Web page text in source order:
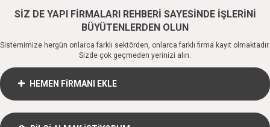
SİZ DE YAPI FİRMALARI REHBERİ SAYESİNDE İŞLERİNİ
BÜYÜTENLERDEN OLUN
Sistemimize hergün onlarca farklı sektörden, onlarca farklı firma kayıt olmaktadır.
Sizde çok geçmeden yerinizi alın.
HEMEN FİRMANI EKLE